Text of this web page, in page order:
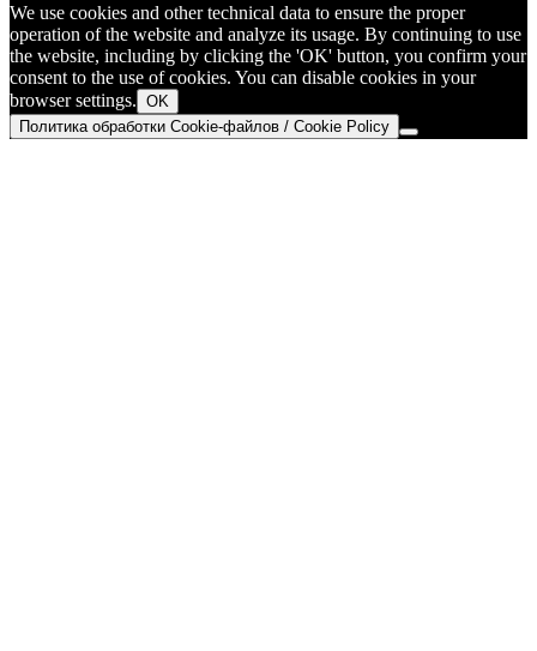
We use cookies and other technical data to ensure the proper
operation of the website and analyze its usage. By continuing to use
the website, including by clicking the 'OK' button, you confirm your
consent to the use of cookies. You can disable cookies in your
browser settings. OK
Политика обработки Cookie-файлов / Cookie Policy